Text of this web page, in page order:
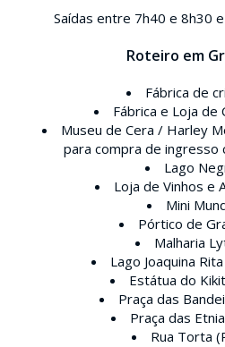
Saídas entre 7h40 e 8h30
Roteiro em
Fábrica de
Fábrica e Loja de
Museu de Cera / Harley
para compra de ingresso
Lago
Loja de Vinhos e
Mini
Pórtico de
Malharia
Lago Joaquina
Estátua do
Praça das
Praça das
Rua Torta